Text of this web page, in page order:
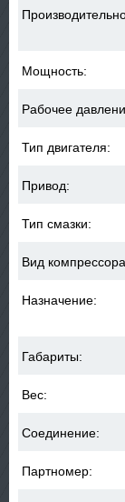
Мощность:
Рабочее
Тип двигателя:
Привод:
Тип смазки:
Вид
Назначение:
Габариты:
Вес:
Соединение:
Партномер: